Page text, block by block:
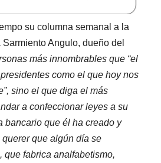
su columna semanal a la
Angulo, dueño del
más innombrables que “el
como el que hoy nos
sino el que diga el más
a confeccionar leyes a su
bancario que él ha creado y
que algún día se
que fabrica analfabetismo,